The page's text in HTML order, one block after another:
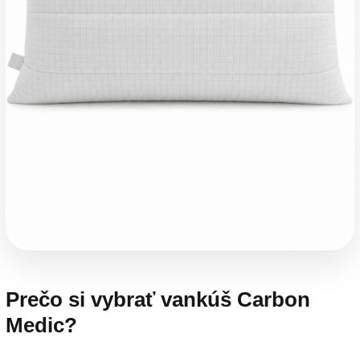
Prečo si vybrať vankúš Carbon
Medic?